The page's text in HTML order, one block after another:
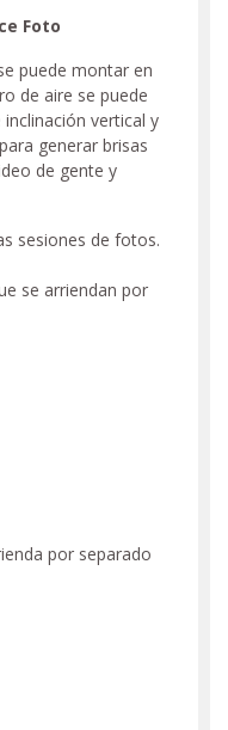
Foto
puede montar en
de aire se puede
vertical y
generar brisas
de gente y
sesiones de fotos.
se arriendan por
por separado